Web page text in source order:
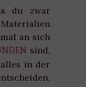
du zwar
an sich
sind,
in der